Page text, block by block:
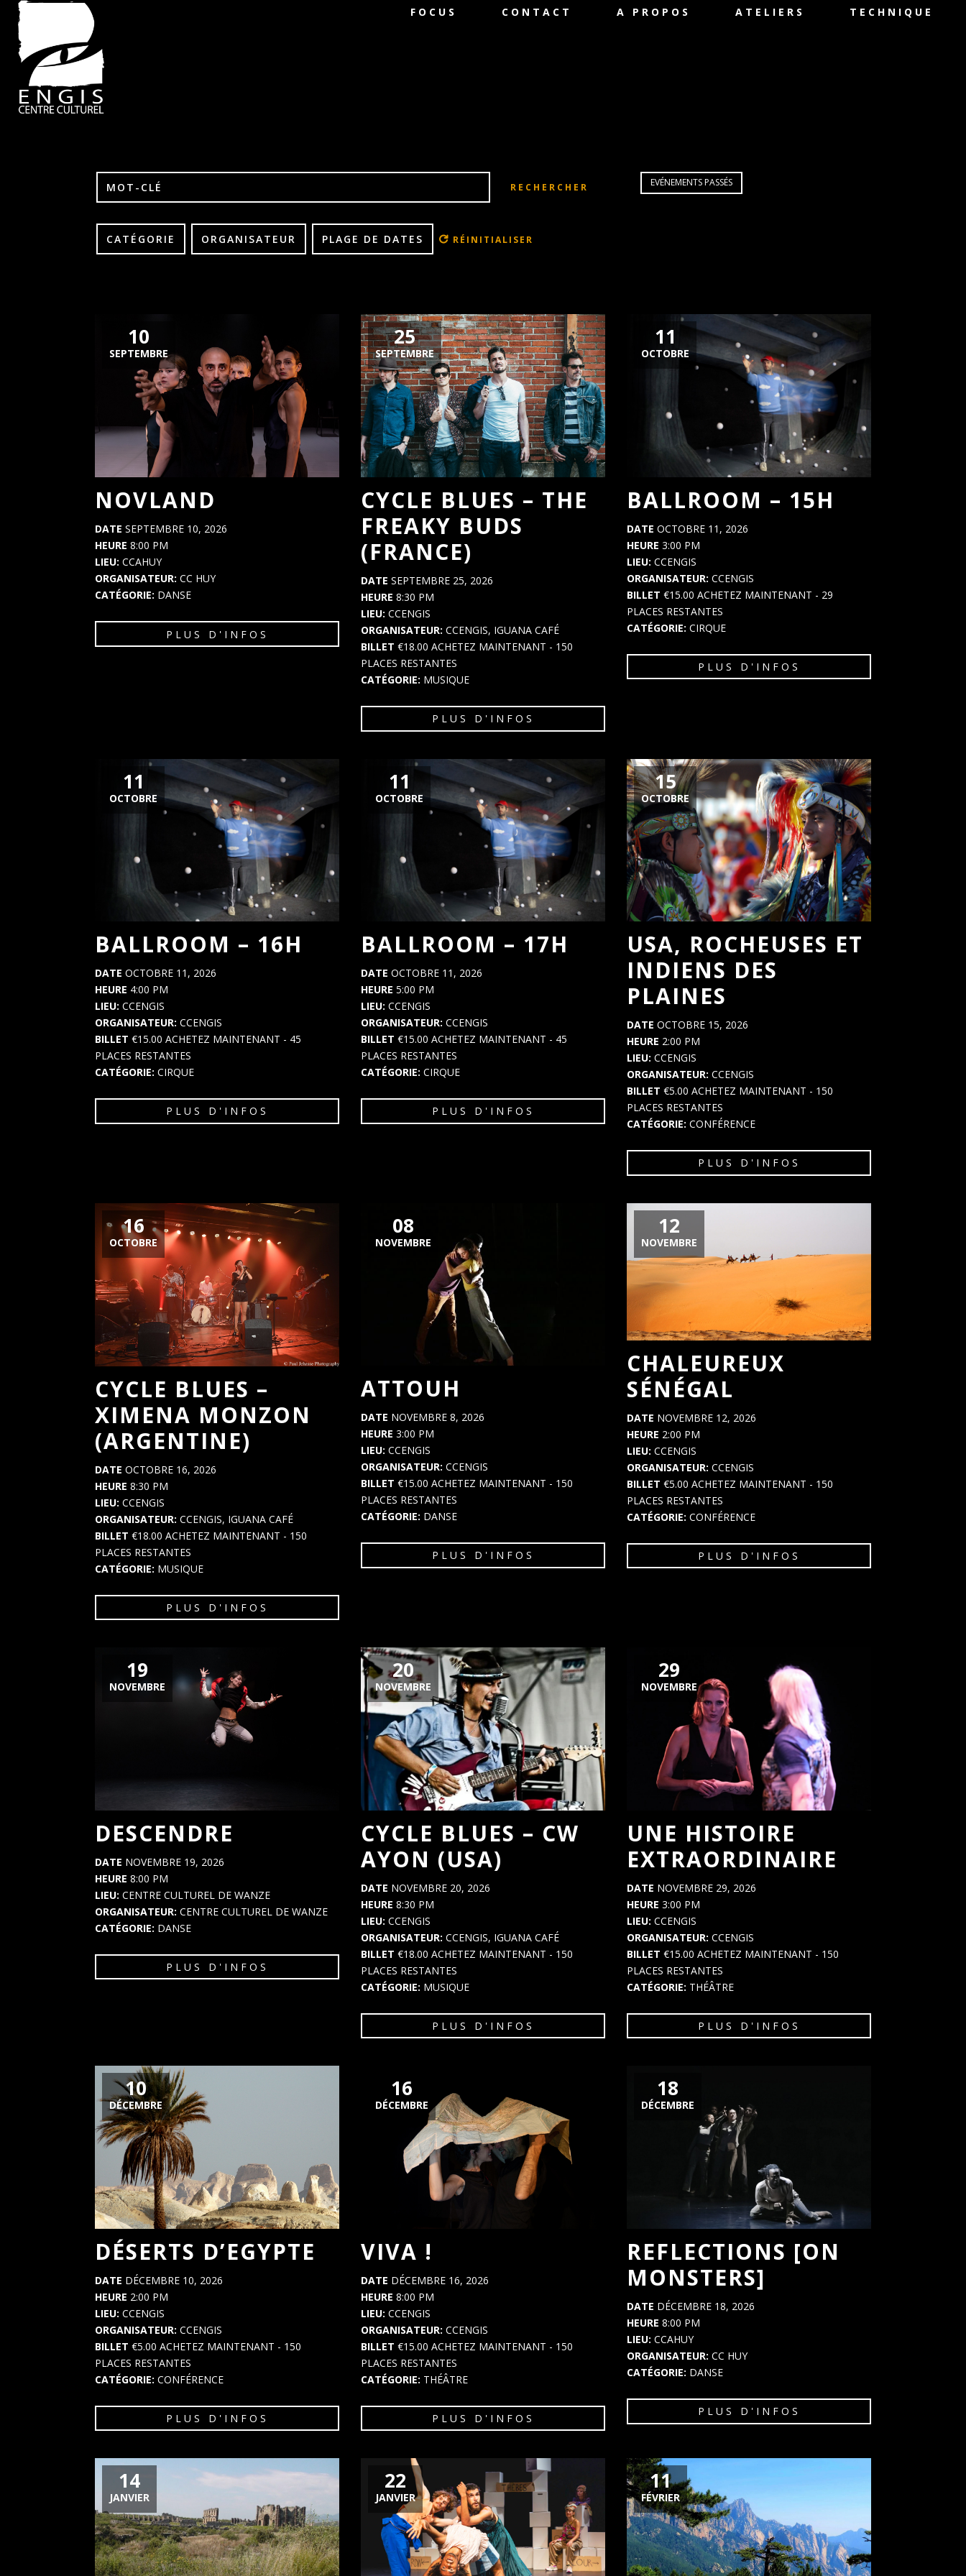
FOCUS CONTACT A PROPOS ATELIERS TECHNIQUE
RECHERCHER
CATÉGORIE ORGANISATEUR PLAGE DE DATES RÉINITIALISER
EVÉNEMENTS PASSÉS
10
SEPTEMBRE
NOVLAND
DATE SEPTEMBRE 10, 2026
HEURE 8:00 PM
LIEU: CCAHUY
ORGANISATEUR: CC HUY
CATÉGORIE: DANSE
PLUS D'INFOS
25
SEPTEMBRE
CYCLE BLUES – THE
FREAKY BUDS
(FRANCE)
DATE SEPTEMBRE 25, 2026
HEURE 8:30 PM
LIEU: CCENGIS
ORGANISATEUR: CCENGIS, IGUANA CAFÉ
BILLET €18.00 ACHETEZ MAINTENANT - 150
PLACES RESTANTES
CATÉGORIE: MUSIQUE
PLUS D'INFOS
11
OCTOBRE
BALLROOM – 15H
DATE OCTOBRE 11, 2026
HEURE 3:00 PM
LIEU: CCENGIS
ORGANISATEUR: CCENGIS
BILLET €15.00 ACHETEZ MAINTENANT - 29
PLACES RESTANTES
CATÉGORIE: CIRQUE
PLUS D'INFOS
11
OCTOBRE
BALLROOM – 16H
DATE OCTOBRE 11, 2026
HEURE 4:00 PM
LIEU: CCENGIS
ORGANISATEUR: CCENGIS
BILLET €15.00 ACHETEZ MAINTENANT - 45
PLACES RESTANTES
CATÉGORIE: CIRQUE
PLUS D'INFOS
11
OCTOBRE
BALLROOM – 17H
DATE OCTOBRE 11, 2026
HEURE 5:00 PM
LIEU: CCENGIS
ORGANISATEUR: CCENGIS
BILLET €15.00 ACHETEZ MAINTENANT - 45
PLACES RESTANTES
CATÉGORIE: CIRQUE
PLUS D'INFOS
15
OCTOBRE
USA, ROCHEUSES ET
INDIENS DES
PLAINES
DATE OCTOBRE 15, 2026
HEURE 2:00 PM
LIEU: CCENGIS
ORGANISATEUR: CCENGIS
BILLET €5.00 ACHETEZ MAINTENANT - 150
PLACES RESTANTES
CATÉGORIE: CONFÉRENCE
PLUS D'INFOS
16
OCTOBRE
CYCLE BLUES –
XIMENA MONZON
(ARGENTINE)
DATE OCTOBRE 16, 2026
HEURE 8:30 PM
LIEU: CCENGIS
ORGANISATEUR: CCENGIS, IGUANA CAFÉ
BILLET €18.00 ACHETEZ MAINTENANT - 150
PLACES RESTANTES
CATÉGORIE: MUSIQUE
PLUS D'INFOS
08
NOVEMBRE
ATTOUH
DATE NOVEMBRE 8, 2026
HEURE 3:00 PM
LIEU: CCENGIS
ORGANISATEUR: CCENGIS
BILLET €15.00 ACHETEZ MAINTENANT - 150
PLACES RESTANTES
CATÉGORIE: DANSE
PLUS D'INFOS
12
NOVEMBRE
CHALEUREUX
SÉNÉGAL
DATE NOVEMBRE 12, 2026
HEURE 2:00 PM
LIEU: CCENGIS
ORGANISATEUR: CCENGIS
BILLET €5.00 ACHETEZ MAINTENANT - 150
PLACES RESTANTES
CATÉGORIE: CONFÉRENCE
PLUS D'INFOS
19
NOVEMBRE
DESCENDRE
DATE NOVEMBRE 19, 2026
HEURE 8:00 PM
LIEU: CENTRE CULTUREL DE WANZE
ORGANISATEUR: CENTRE CULTUREL DE WANZE
CATÉGORIE: DANSE
PLUS D'INFOS
20
NOVEMBRE
CYCLE BLUES – CW
AYON (USA)
DATE NOVEMBRE 20, 2026
HEURE 8:30 PM
LIEU: CCENGIS
ORGANISATEUR: CCENGIS, IGUANA CAFÉ
BILLET €18.00 ACHETEZ MAINTENANT - 150
PLACES RESTANTES
CATÉGORIE: MUSIQUE
PLUS D'INFOS
29
NOVEMBRE
UNE HISTOIRE
EXTRAORDINAIRE
DATE NOVEMBRE 29, 2026
HEURE 3:00 PM
LIEU: CCENGIS
ORGANISATEUR: CCENGIS
BILLET €15.00 ACHETEZ MAINTENANT - 150
PLACES RESTANTES
CATÉGORIE: THÉÂTRE
PLUS D'INFOS
10
DÉCEMBRE
DÉSERTS D’EGYPTE
DATE DÉCEMBRE 10, 2026
HEURE 2:00 PM
LIEU: CCENGIS
ORGANISATEUR: CCENGIS
BILLET €5.00 ACHETEZ MAINTENANT - 150
PLACES RESTANTES
CATÉGORIE: CONFÉRENCE
PLUS D'INFOS
16
DÉCEMBRE
VIVA !
DATE DÉCEMBRE 16, 2026
HEURE 8:00 PM
LIEU: CCENGIS
ORGANISATEUR: CCENGIS
BILLET €15.00 ACHETEZ MAINTENANT - 150
PLACES RESTANTES
CATÉGORIE: THÉÂTRE
PLUS D'INFOS
18
DÉCEMBRE
REFLECTIONS [ON
MONSTERS]
DATE DÉCEMBRE 18, 2026
HEURE 8:00 PM
LIEU: CCAHUY
ORGANISATEUR: CC HUY
CATÉGORIE: DANSE
PLUS D'INFOS
14
JANVIER
22
JANVIER
11
FÉVRIER